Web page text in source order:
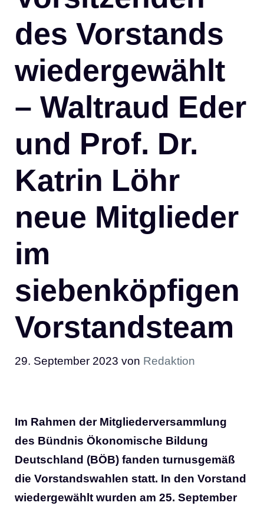
des Vorstands
wiedergewählt
– Waltraud Eder
und Prof. Dr.
Katrin Löhr
neue Mitglieder
im
siebenköpfigen
Vorstandsteam
29. September 2023 von Redaktion
Im Rahmen der Mitgliederversammlung
des Bündnis Ökonomische Bildung
Deutschland (BÖB) fanden turnusgemäß
die Vorstandswahlen statt. In den Vorstand
wiedergewählt wurden am 25. September